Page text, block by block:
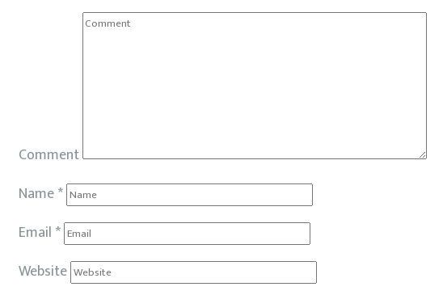
Comment
Name*
Email *
Website